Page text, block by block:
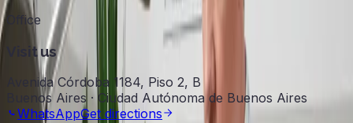
Office
Visit us
Avenida Córdoba 1184, Piso 2, B
Buenos Aires · Ciudad Autónoma de Buenos Aires
WhatsAppGet directions